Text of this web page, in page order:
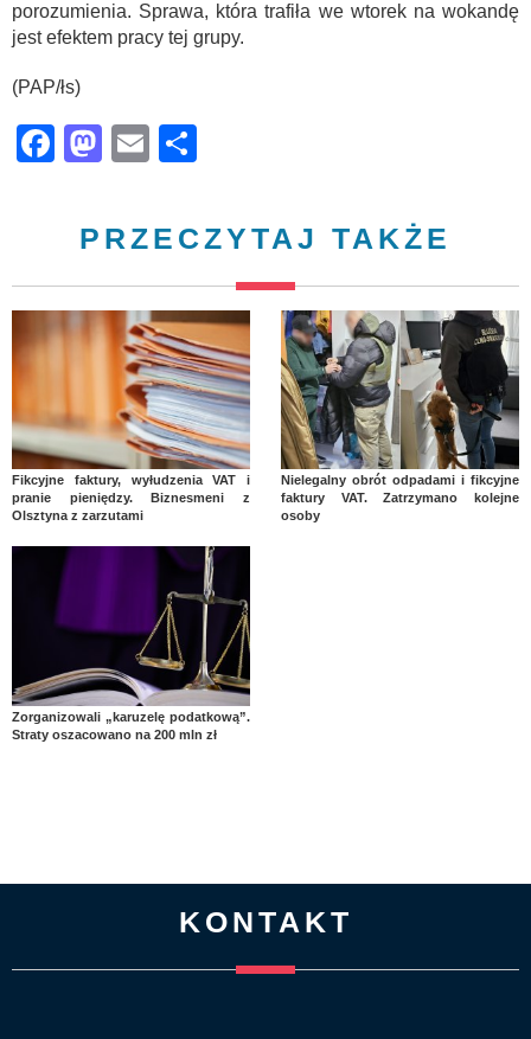
porozumienia. Sprawa, która trafiła we wtorek na wokandę
jest efektem pracy tej grupy.
(PAP/łs)
Facebook
Mastodon
Email
PRZECZYTAJ TAKŻE
Fikcyjne faktury, wyłudzenia VAT i
pranie pieniędzy. Biznesmeni z
Olsztyna z zarzutami
Nielegalny obrót odpadami i fikcyjne
faktury VAT. Zatrzymano kolejne
osoby
Zorganizowali „karuzelę podatkową”.
Straty oszacowano na 200 mln zł
KONTAKT